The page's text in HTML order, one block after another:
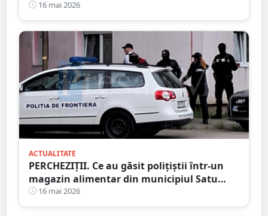
4 copilași
16 mai 2026
ACTUALITATE
PERCHEZIȚII. Ce au găsit polițiștii într-un
magazin alimentar din municipiul Satu
Mare
16 mai 2026